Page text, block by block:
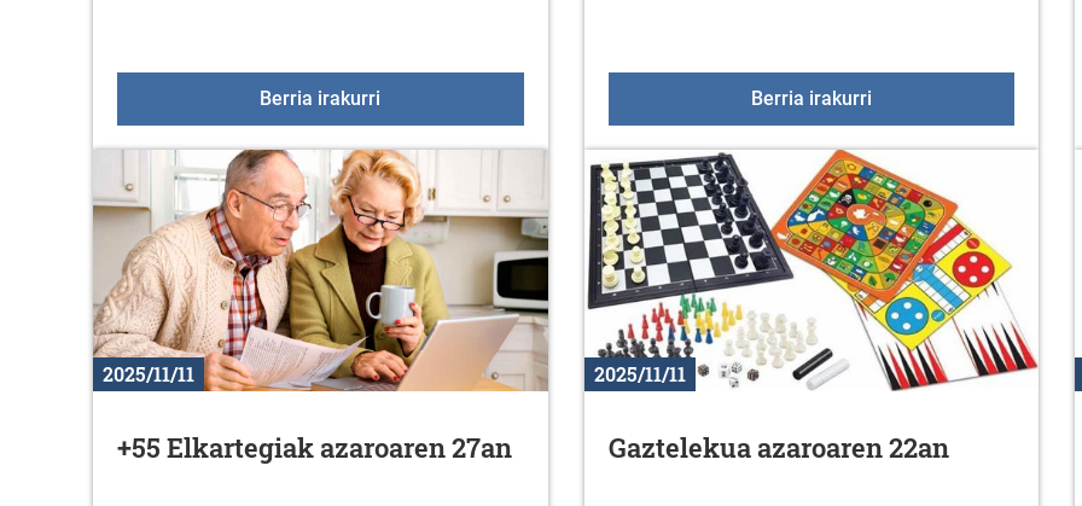
Berria irakurri Berria irakurriAzaroak 25,
2025/11/11
+55 Elkartegiak azaroaren 27an
2025/11/11
Gaztelekua azaroaren 22an